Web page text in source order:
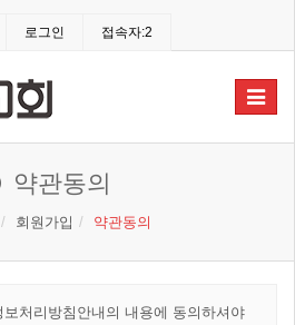
로그인 접속자:2
Toggle
약관동의
회원가입 약관동의
처리방침안내의 내용에 동의하셔야